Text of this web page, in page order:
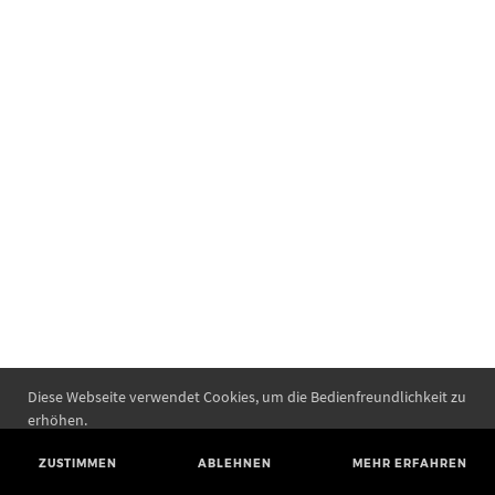
Diese Webseite verwendet Cookies, um die Bedienfreundlichkeit zu
erhöhen.
ZUSTIMMEN ABLEHNEN MEHR ERFAHREN